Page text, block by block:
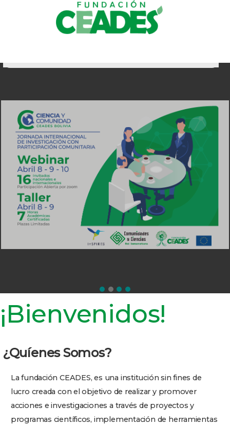
¡Bienvenidos!
¿Quíenes Somos?
La fundación CEADES, es una institución sin fines de
lucro creada con el objetivo de realizar y promover
acciones e investigaciones a través de proyectos y
programas científicos, implementación de herramientas